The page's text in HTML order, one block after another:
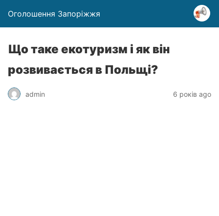
Оголошення Запоріжжя
Що таке екотуризм і як він
розвивається в Польщі?
admin 6 років ago